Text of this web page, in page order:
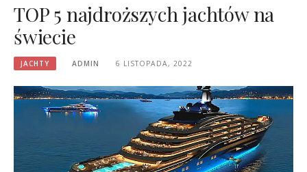
TOP 5 najdroższych jachtów na
świecie
JACHTY ADMIN 6 LISTOPADA, 2022